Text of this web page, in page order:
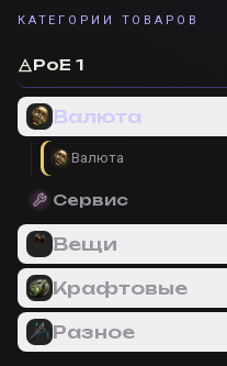
КАТЕГОРИИ ТОВАРОВ
🜁PoE 1
Валюта
Валюта
Сервис
Вещи
Крафтовые
Разное